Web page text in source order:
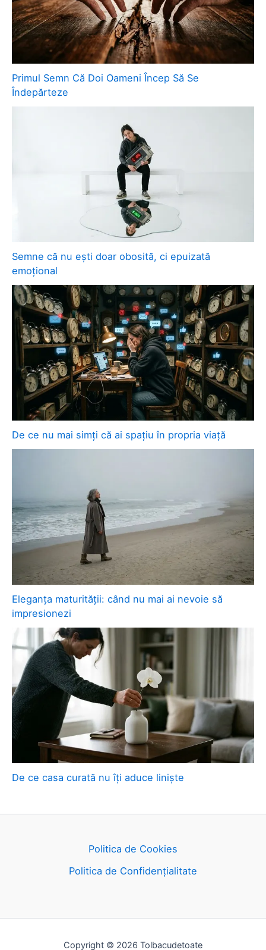
Primul Semn Că Doi Oameni Încep Să Se
Îndepărteze
Semne că nu ești doar obosită, ci epuizată
emoțional
De ce nu mai simți că ai spațiu în propria viață
Eleganța maturității: când nu mai ai nevoie să
impresionezi
De ce casa curată nu îți aduce liniște
Politica de Cookies
Politica de Confidențialitate
Copyright © 2026 Tolbacudetoate